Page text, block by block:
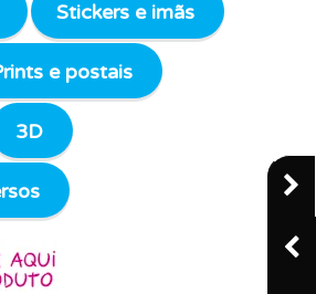
Stickers e imãs
e postais
3D